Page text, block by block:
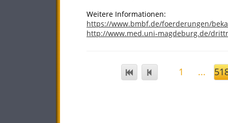
Weitere Informationen:
https://www.bmbf.de/foerderungen/
http://www.med.uni-magdeburg.de/
1 ...